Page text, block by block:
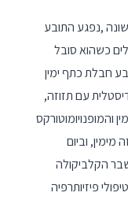
,נפגע התובע
כשהוא סובל
חבלת כתף ימין
דיסטלית עם תזוזה,
והמופנויומוטורקס
מימין, וביום
שבר הקלביקולה
פיזיותרפיה